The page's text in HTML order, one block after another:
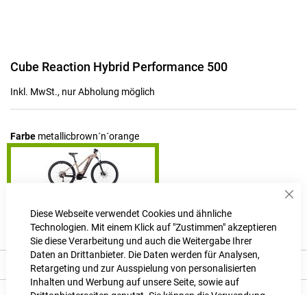
Diese Webseite verwendet Cookies und ähnliche
Technologien. Mit einem Klick auf "Zustimmen" akzeptieren
Sie diese Verarbeitung und auch die Weitergabe Ihrer
Daten an Drittanbieter. Die Daten werden für Analysen,
Retargeting und zur Ausspielung von personalisierten
Inhalten und Werbung auf unsere Seite, sowie auf
Zum
der
Cube Reaction Hybrid Performance 500
Inkl. MwSt., nur Abholung möglich
Farbe metallicbrown´n´orange
Produktanfrage stellen
Produkt Details